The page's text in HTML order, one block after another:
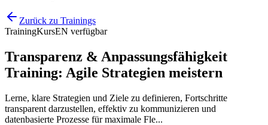
Zurück zu Trainings
TrainingKursEN verfügbar
Transparenz & Anpassungsfähigkeit
Training: Agile Strategien meistern
Lerne, klare Strategien und Ziele zu definieren, Fortschritte
transparent darzustellen, effektiv zu kommunizieren und
datenbasierte Prozesse für maximale Fle...